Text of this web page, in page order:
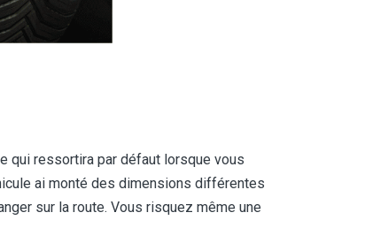
qui ressortira par défaut lorsque vous
ai monté des dimensions différentes
sur la route. Vous risquez même une